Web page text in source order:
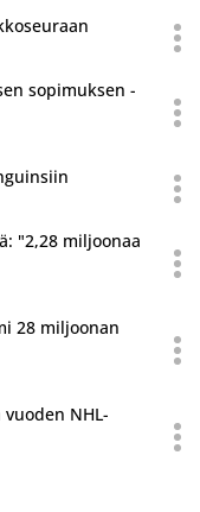
sopimuksen -
eri lähteessä.
"2,28 miljoonaa
28 miljoonan
NHL-